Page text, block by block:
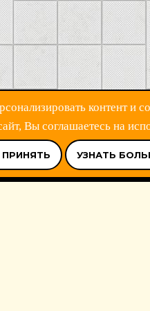
ПОЛИТИКА
контент и
Вы соглашаетесь на
ПРИНЯТЬ УЗНАТЬ